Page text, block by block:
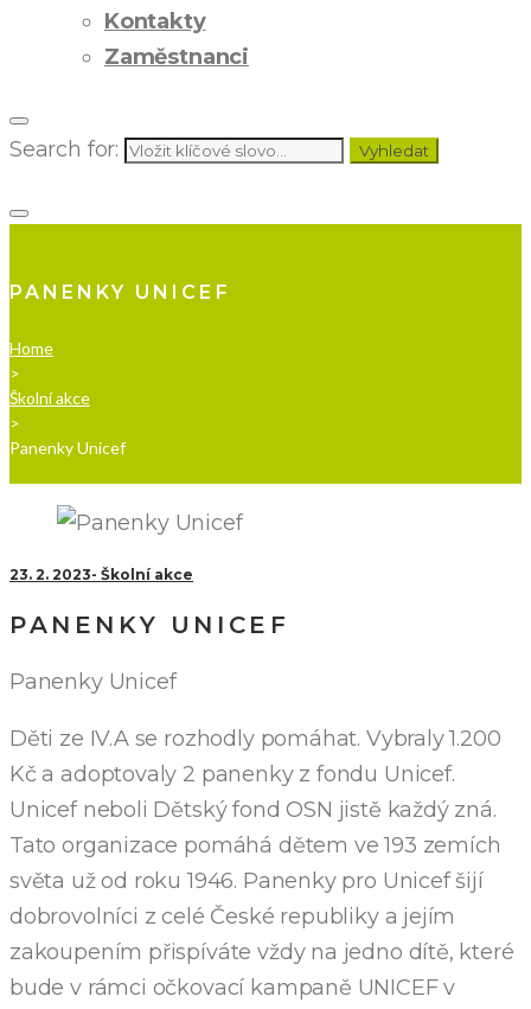
Kontakty
Zaměstnanci
Search for: Vyhledat
PANENKY UNICEF
Home
>
Školní akce
>
Panenky Unicef
23. 2. 2023 Školní akce
PANENKY UNICEF
Panenky Unicef
Děti ze IV.A se rozhodly pomáhat. Vybraly 1.200
Kč a adoptovaly 2 panenky z fondu Unicef.
Unicef neboli Dětský fond OSN jistě každý zná.
Tato organizace pomáhá dětem ve 193 zemích
světa už od roku 1946. Panenky pro Unicef šijí
dobrovolníci z celé České republiky a jejím
zakoupením přispíváte vždy na jedno dítě, které
bude v rámci očkovací kampaně UNICEF v